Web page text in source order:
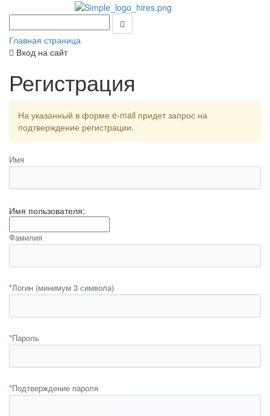
Главная страница
Вход на сайт
Регистрация
На указанный в форме e-mail придет запрос на
подтверждение регистрации.
Имя
Имя пользователя:
Фамилия
*Логин (минимум 3 символа)
*Пароль
*Подтверждение пароля